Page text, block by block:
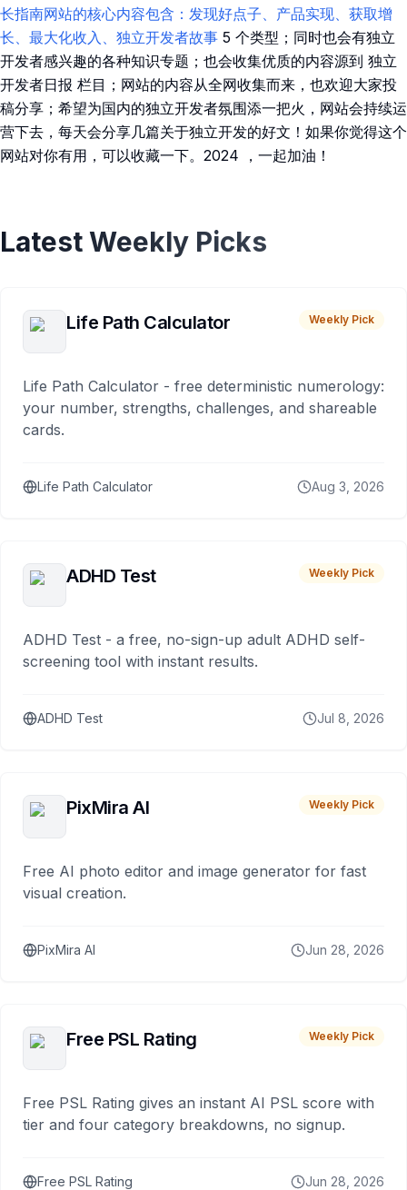
长指南网站的核心内容包含：发现好点子、产品实现、获取增
长、最大化收入、独立开发者故事 5 个类型；同时也会有独立
开发者感兴趣的各种知识专题；也会收集优质的内容源到 独立
开发者日报 栏目；网站的内容从全网收集而来，也欢迎大家投
稿分享；希望为国内的独立开发者氛围添一把火，网站会持续运
营下去，每天会分享几篇关于独立开发的好文！如果你觉得这个
网站对你有用，可以收藏一下。2024 ，一起加油！
Latest Weekly Picks
Life Path Calculator Weekly Pick
Life Path Calculator - free deterministic numerology:
your number, strengths, challenges, and shareable
cards.
Life Path Calculator Aug 3, 2026
ADHD Test Weekly Pick
ADHD Test - a free, no-sign-up adult ADHD self-
screening tool with instant results.
ADHD Test Jul 8, 2026
PixMira AI Weekly Pick
Free AI photo editor and image generator for fast
visual creation.
PixMira AI Jun 28, 2026
Free PSL Rating Weekly Pick
Free PSL Rating gives an instant AI PSL score with
tier and four category breakdowns, no signup.
Free PSL Rating Jun 28, 2026